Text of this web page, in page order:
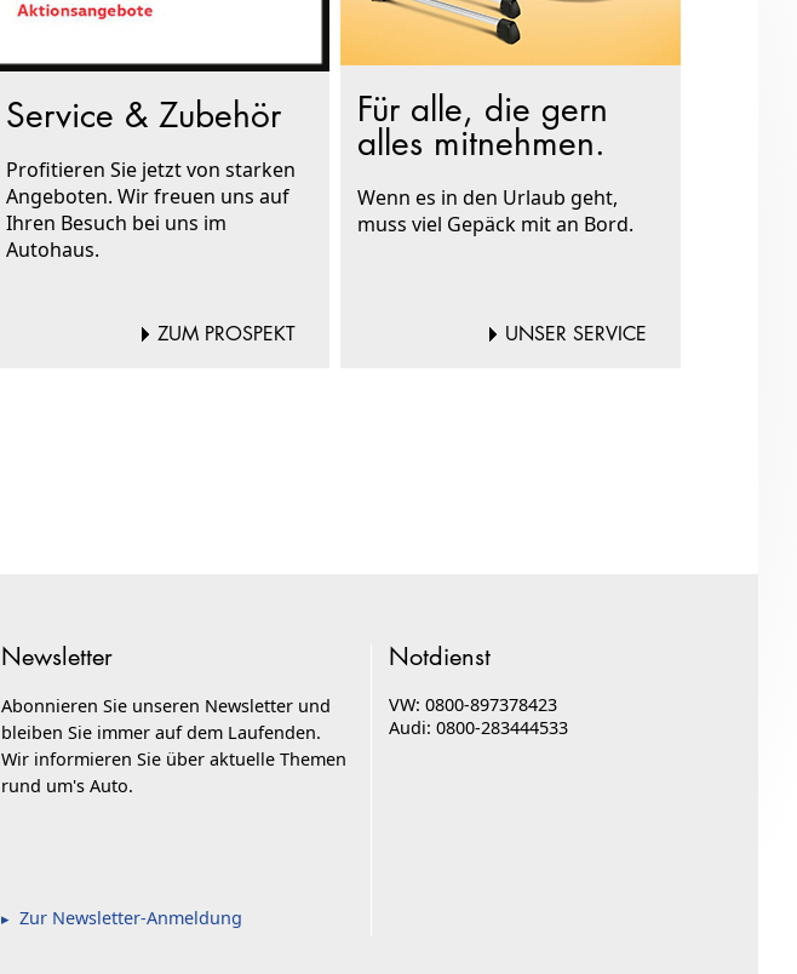
Service & Zubehör
Profitieren Sie jetzt von starken
Angeboten. Wir freuen uns auf
Ihren Besuch bei uns im
Autohaus.
ZUM PROSPEKT
Für alle, die gern
alles mitnehmen.
Wenn es in den Urlaub geht,
muss viel Gepäck mit an Bord.
UNSER SERVICE
Newsletter
Abonnieren Sie unseren Newsletter und
bleiben Sie immer auf dem Laufenden.
Wir informieren Sie über aktuelle Themen
rund um's Auto.
Zur Newsletter-Anmeldung
Notdienst
VW: 0800-897378423
Audi: 0800-283444533